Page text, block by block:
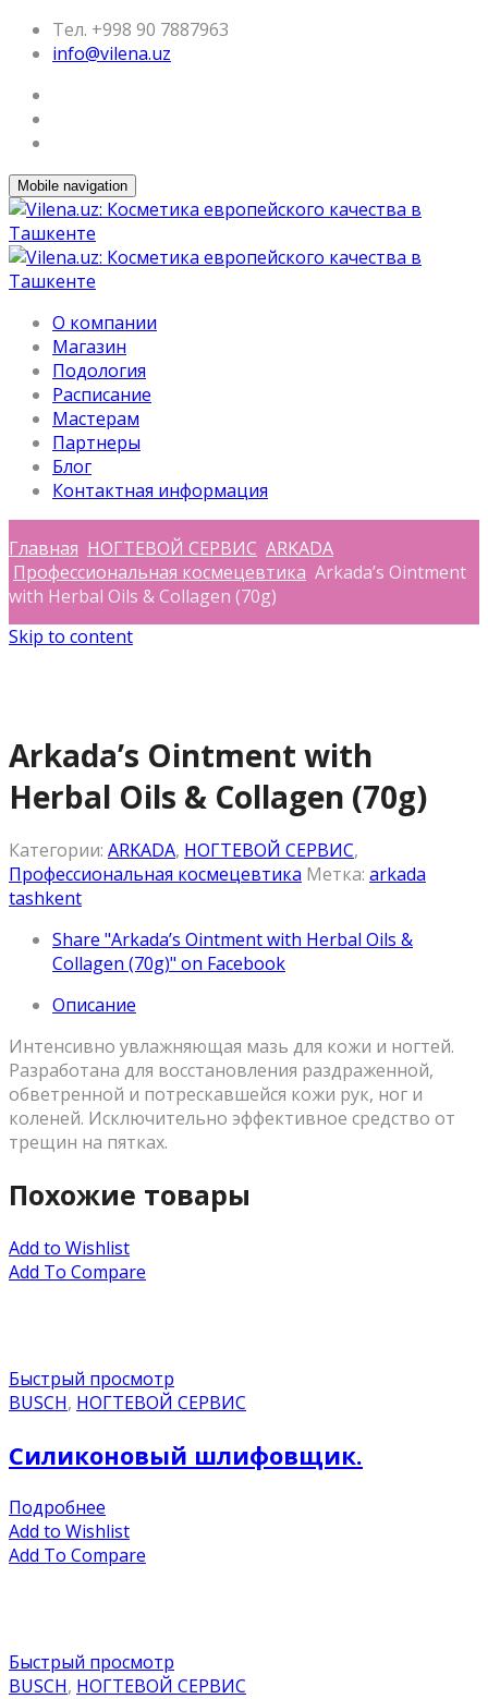
Тел. +998 90 7887963
info@vilena.uz
Mobile navigation
О компании
Магазин
Подология
Расписание
Мастерам
Партнеры
Блог
Контактная информация
Главная НОГТЕВОЙ СЕРВИС ARKADA
Профессиональная космецевтика Arkada’s Ointment
with Herbal Oils & Collagen (70g)
Skip to content
Arkada’s Ointment with
Herbal Oils & Collagen (70g)
Категории: ARKADA, НОГТЕВОЙ СЕРВИС,
Профессиональная космецевтика Метка: arkada
tashkent
Share "Arkada’s Ointment with Herbal Oils &
Collagen (70g)" on Facebook
Описание
Интенсивно увлажняющая мазь для кожи и ногтей.
Разработана для восстановления раздраженной,
обветренной и потрескавшейся кожи рук, ног и
коленей. Исключительно эффективное средство от
трещин на пятках.
Похожие товары
Add to Wishlist
Add To Compare
Быстрый просмотр
BUSCH, НОГТЕВОЙ СЕРВИС
Силиконовый шлифовщик.
Подробнее
Add to Wishlist
Add To Compare
Быстрый просмотр
BUSCH, НОГТЕВОЙ СЕРВИС